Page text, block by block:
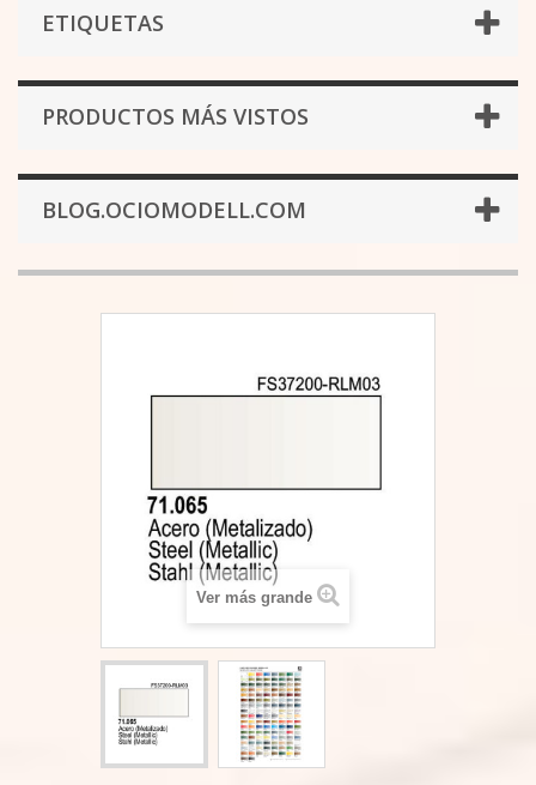
ETIQUETAS
PRODUCTOS MÁS VISTOS
BLOG.OCIOMODELL.COM
Ver más grande